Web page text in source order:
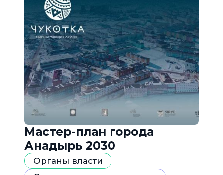
Мастер-план города
Анадырь 2030
Органы власти